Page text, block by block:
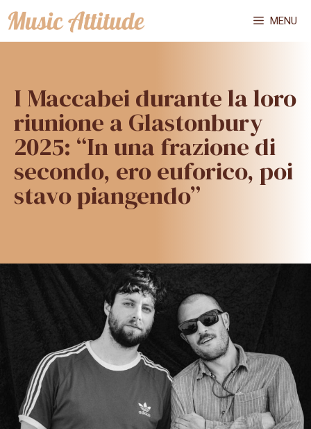
Vai
al
MENU
I Maccabei durante la loro
riunione a Glastonbury
2025: “In una frazione di
secondo, ero euforico, poi
stavo piangendo”